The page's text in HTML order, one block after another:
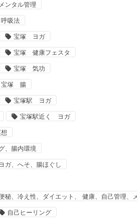
ンタル管理
呼吸法
宝塚 ヨガ
宝塚 健康フェスタ
宝塚 気功
宝塚 腸
宝塚駅 ヨガ
宝塚駅近く ヨガ
、腸内環境
ガ、へそ、腸ほぐし
秘、冷え性、ダイエット、 健康、自己管理、
自己ヒーリング